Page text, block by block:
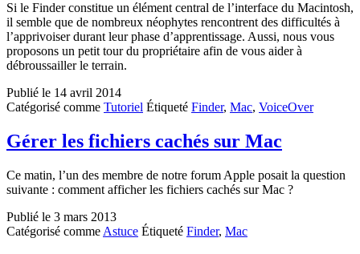
sur
Mac
Si le Finder constitue un élément central de l’interface du Macintosh,
il semble que de nombreux néophytes rencontrent des difficultés à
l’apprivoiser durant leur phase d’apprentissage. Aussi, nous vous
proposons un petit tour du propriétaire afin de vous aider à
débroussailler le terrain.
Publié le 14 avril 2014
Catégorisé comme Tutoriel Étiqueté Finder, Mac, VoiceOver
Gérer les fichiers cachés sur Mac
Ce matin, l’un des membre de notre forum Apple posait la question
suivante : comment afficher les fichiers cachés sur Mac ?
Publié le 3 mars 2013
Catégorisé comme Astuce Étiqueté Finder, Mac